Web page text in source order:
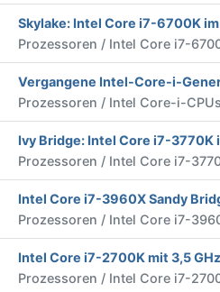
Skylake: Intel Core i7-6700K
Prozessoren / Intel Core i7-
Vergangene Intel-Core-i-
Prozessoren / Intel Core-i-
Ivy Bridge: Intel Core i7-3770K
Prozessoren / Intel Core i7-
Intel Core i7-3960X Sandy
Prozessoren / Intel Core i7-
Intel Core i7-2700K mit 3,5
Prozessoren / Intel Core i7-